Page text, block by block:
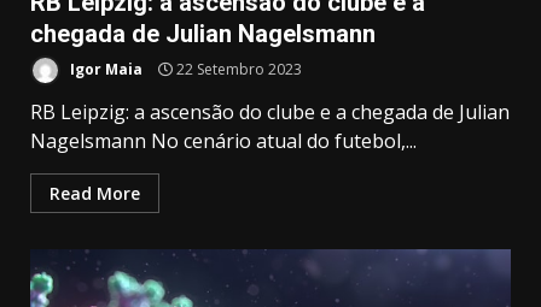
chegada de Julian Nagelsmann
Igor Maia 22 Setembro 2023
RB Leipzig: a ascensão do clube e a chegada de Julian
Nagelsmann No cenário atual do futebol,...
Read More